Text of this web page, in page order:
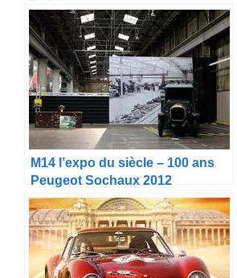
M14 l’expo du siècle – 100 ans
Peugeot Sochaux 2012